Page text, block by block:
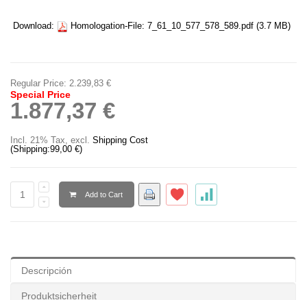
Download: Homologation-File: 7_61_10_577_578_589.pdf (3.7 MB)
Regular Price: 2.239,83 €
Special Price
1.877,37 €
Incl. 21% Tax, excl. Shipping Cost
(Shipping:99,00 €)
Add to Cart
Descripción
Produktsicherheit